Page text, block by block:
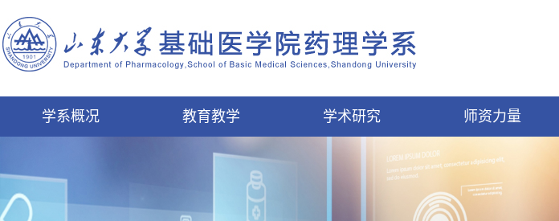
学系概况 教育教学 学术研究 师资力量